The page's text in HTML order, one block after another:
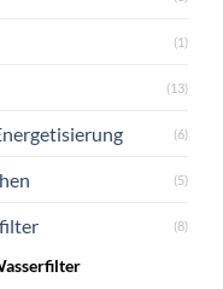
(1)
(13)
(6)
(5)
(8)